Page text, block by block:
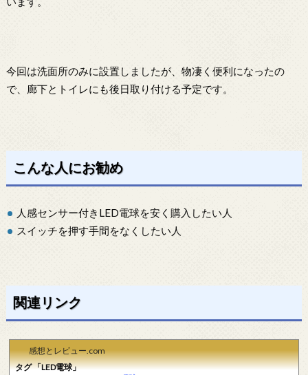
今回は洗面所のみに設置しましたが、物凄く便利になったの
で、廊下とトイレにも後日取り付ける予定です。
こんな人にお勧め
人感センサー付きLED電球を安く購入したい人
スイッチを押す手間をなくしたい人
関連リンク
感想とレビュー.com
タグ 「LED電球」